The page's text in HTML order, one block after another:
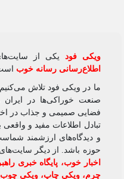
ویکی‌ فودیکی از
اطلاع‌رسانی رسانه خوب
ما در ویکی‌ فود تلاش می‌کنیم
صنعت خوراکی‌ها در
فضایی صمیمی و جذاب در
تبادل اطلاعات مفید و واقعی
و دیدگاه‌های ارزشمند
حوزه باشد. از دیگر
اخبار خوب،پایگاه خبری راهبرد
چرم،ویکی چاپ،ویکی چوب